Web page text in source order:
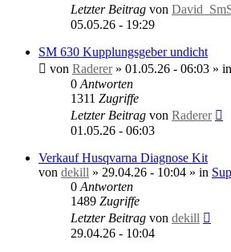
Letzter Beitrag von
05.05.26 - 19:29
SM 630 Kupplungsgeber undicht
von Raderer» 01.05.26 - 06:03 » in
0 Antworten
1311 Zugriffe
Letzter Beitrag von Raderer
01.05.26 - 06:03
Verkauf Husqvarna Diagnose Kit
von dekill » 29.04.26 - 10:04 » in
0 Antworten
1489 Zugriffe
Letzter Beitrag von dekill
29.04.26 - 10:04